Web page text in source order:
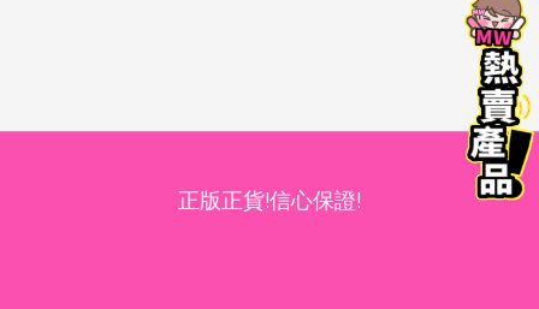
正版正貨!信心保證!